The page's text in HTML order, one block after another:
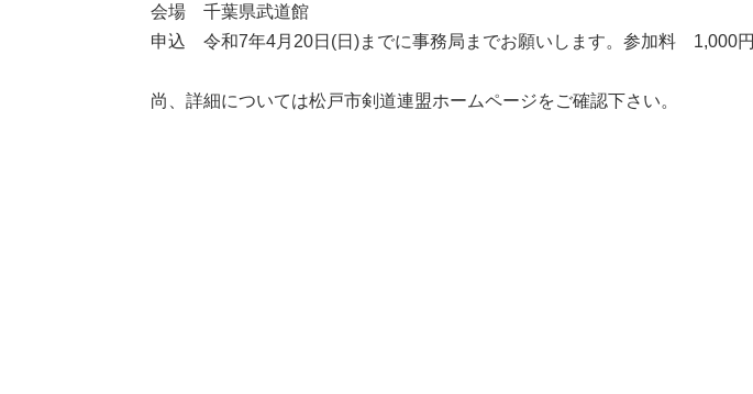
会場 千葉県武道館
申込 令和7年4月20日(日)までに事務局までお願いします。参加料 1,000円
尚、詳細については松戸市剣道連盟ホームページをご確認下さい。